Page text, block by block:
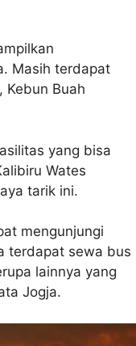
Masih terdapat
Kebun Buah
yang bisa
Wates
tarik ini.
mengunjungi
terdapat sewa bus
lainnya yang
Jogja.